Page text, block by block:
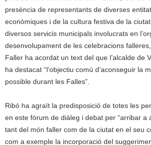
presència de representants de diverses
econòmiques i de la cultura festiva de la
diversos servicis municipals involucrats en
desenvolupament de les celebracions
Faller ha acordat un text del que l’alcalde de
ha destacat “l’objectiu comú d’aconseguir la
possible durant les Falles”.
Ribó ha agraït la predisposició de totes les
en este fòrum de diàleg i debat per “arribar a
tant del món faller com de la ciutat en el seu
com a exemple la incorporació del